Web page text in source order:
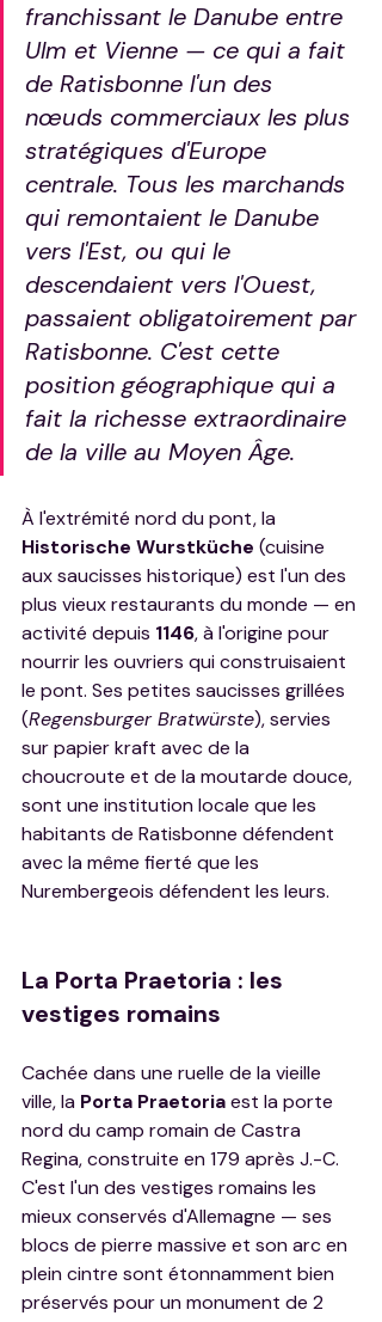
franchissant le Danube entre
Ulm et Vienne — ce qui a fait
de Ratisbonne l'un des
nœuds commerciaux les plus
stratégiques d'Europe
centrale. Tous les marchands
qui remontaient le Danube
vers l'Est, ou qui le
descendaient vers l'Ouest,
passaient obligatoirement par
Ratisbonne. C'est cette
position géographique qui a
fait la richesse extraordinaire
de la ville au Moyen Âge.
À l'extrémité nord du pont, la
Historische Wurstküche (cuisine
aux saucisses historique) est l'un des
plus vieux restaurants du monde — en
activité depuis 1146, à l'origine pour
nourrir les ouvriers qui construisaient
le pont. Ses petites saucisses grillées
(Regensburger Bratwürste), servies
sur papier kraft avec de la
choucroute et de la moutarde douce,
sont une institution locale que les
habitants de Ratisbonne défendent
avec la même fierté que les
Nurembergeois défendent les leurs.
La Porta Praetoria : les
vestiges romains
Cachée dans une ruelle de la vieille
ville, la Porta Praetoria est la porte
nord du camp romain de Castra
Regina, construite en 179 après J.-C.
C'est l'un des vestiges romains les
mieux conservés d'Allemagne — ses
blocs de pierre massive et son arc en
plein cintre sont étonnamment bien
préservés pour un monument de 2